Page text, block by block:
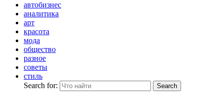
автобизнес
аналитика
арт
красота
мода
общество
разное
советы
стиль
Search for:
Search